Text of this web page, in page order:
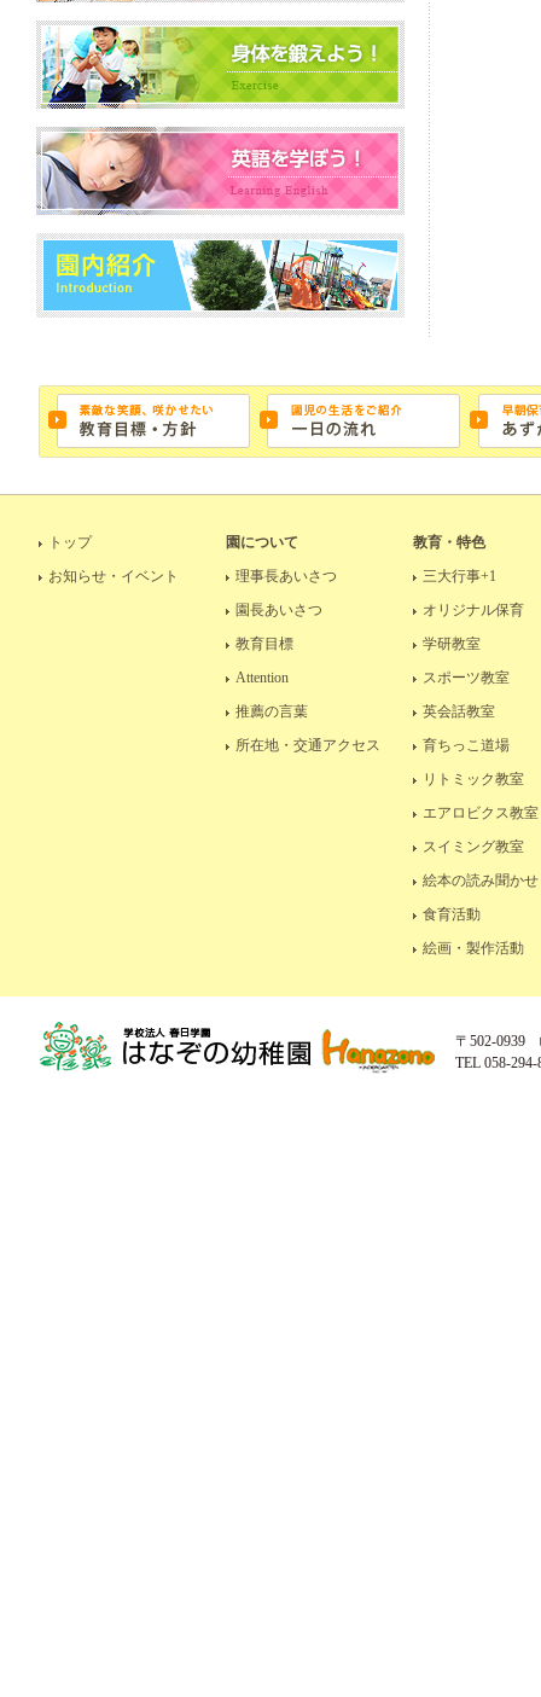
トップ
お知らせ・イベント
園について
理事長あいさつ
園長あいさつ
教育目標
Attention
推薦の言葉
所在地・交通アクセス
教育・特色
三大行事+1
オリジナル保育
学研教室
スポーツ教室
英会話教室
育ちっこ道場
リトミック教室
エアロビクス教室
スイミング教室
絵本の読み聞かせ
食育活動
絵画・製作活動
〒502-0939
TEL 058-